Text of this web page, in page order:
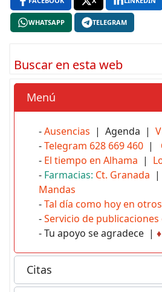
WHATSAPP TELEGRAM
Buscar en esta web
Menú
-Ausencias | Agenda |
-Telegram 628 669 460 |
- El tiempo en Alhama |
- Farmacias: Ct. Granada |
Mandas
-Tal día como hoy en
-Servicio de
- Tu apoyo se agradece | ♦
Citas